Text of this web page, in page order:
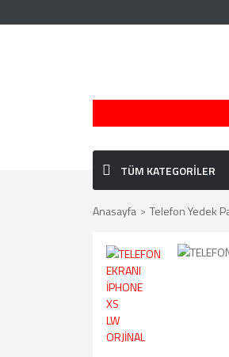
TÜM KATEGORİLER
Anasayfa Telefon Yedek